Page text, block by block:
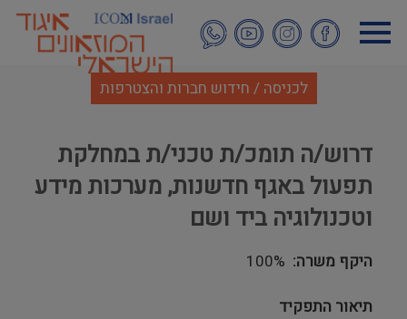
לתוכן
העיקרי
לכניסה / חידוש חברות והצטרפות
דרוש/ה תומכ/ת טכני/ת במחלקת
תפעול באגף חדשנות, מערכות מידע
וטכנולוגיה ביד ושם
היקף משרה 100%
תיאור התפקיד